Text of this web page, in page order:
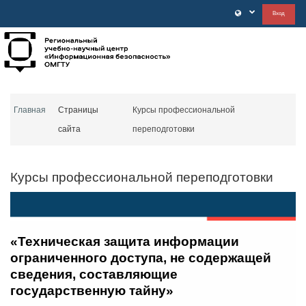
Вход
Главная Страницы
сайта
Курсы профессиональной
переподготовки
Курсы профессиональной переподготовки